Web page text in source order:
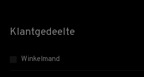
Klantgedeelte
Winkelmand